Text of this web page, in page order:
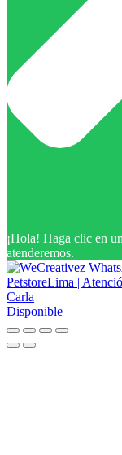
¡Hola! Haga clic en
atenderemos.
PetstoreLima |
Carla
Disponible